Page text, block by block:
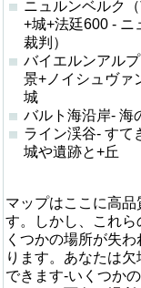
ニュルンベルク
+城+法廷600 - ニ
裁判）
バイエルンアル
景+ノイシュヴァ
城
バルト海沿岸- 海
ライン渓谷- すて
城や遺跡と+丘
マップはここに高品
す。しかし、これら
くつかの場所が失
ります。あなたは
できます-いくつか